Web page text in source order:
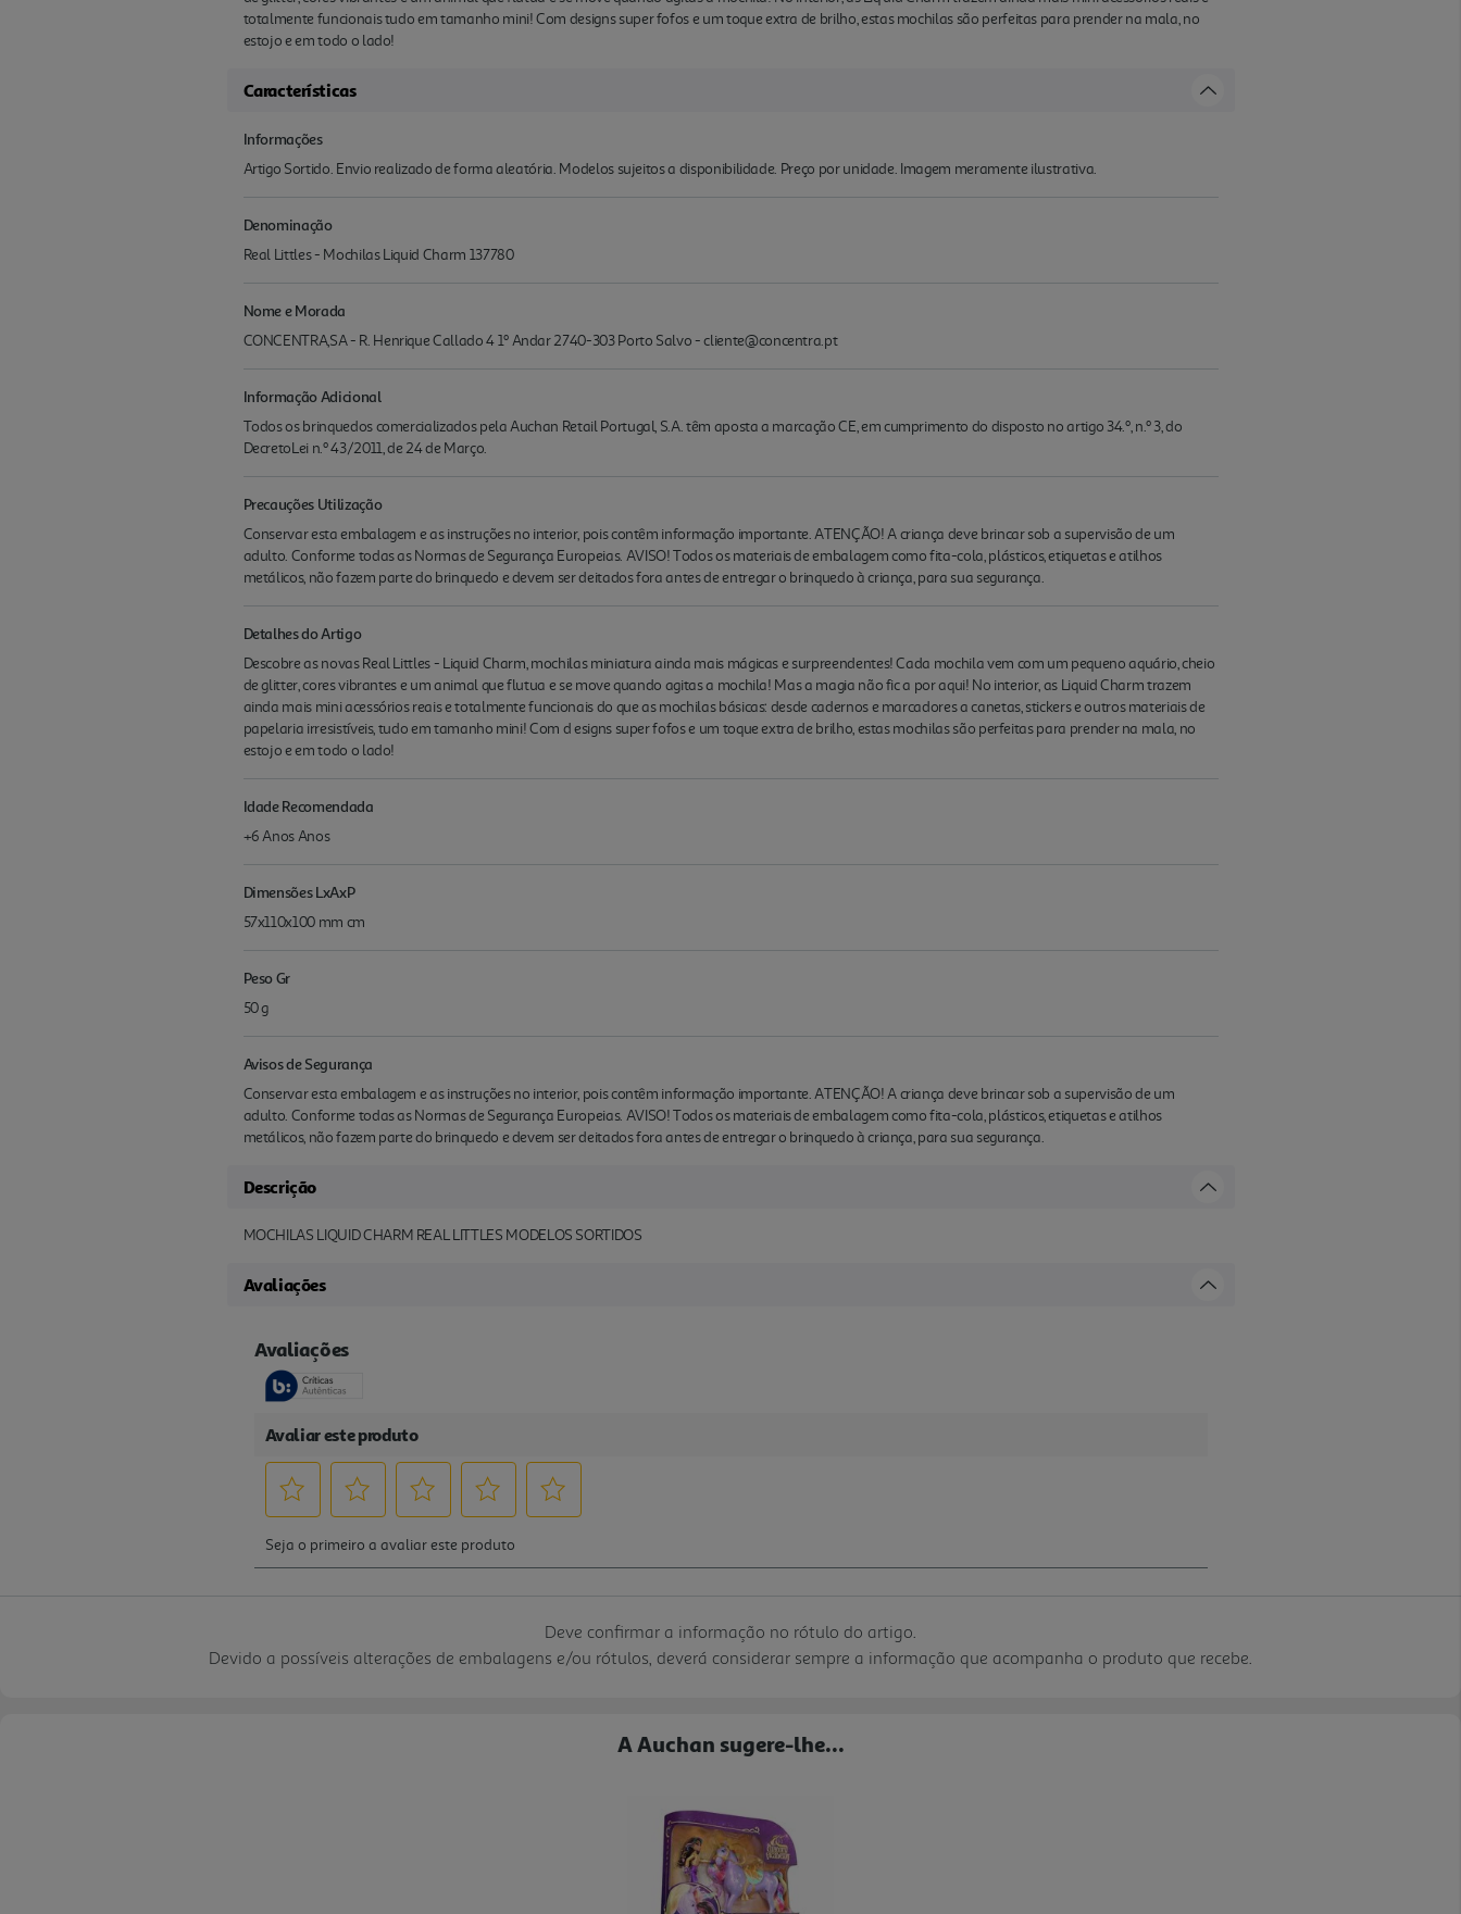
totalmente funcionais tudo em tamanho mini! Com designs super fofos e um toque extra de brilho, estas mochilas são perfeitas para prender na mala, no
estojo e em todo o lado!
Características
Informações
Artigo Sortido. Envio realizado de forma aleatória. Modelos sujeitos a disponibilidade. Preço por unidade. Imagem meramente ilustrativa.
Denominação
Real Littles - Mochilas Liquid Charm 137780
Nome e Morada
CONCENTRA,SA - R. Henrique Callado 4 1º Andar 2740-303 Porto Salvo - cliente@concentra.pt
Informação Adicional
Todos os brinquedos comercializados pela Auchan Retail Portugal, S.A. têm aposta a marcação CE, em cumprimento do disposto no artigo 34.º, n.º 3, do
DecretoLei n.º 43/2011, de 24 de Março.
Precauções Utilização
Conservar esta embalagem e as instruções no interior, pois contêm informação importante. ATENÇÃO! A criança deve brincar sob a supervisão de um
adulto. Conforme todas as Normas de Segurança Europeias. AVISO! Todos os materiais de embalagem como fita-cola, plásticos, etiquetas e atilhos
metálicos, não fazem parte do brinquedo e devem ser deitados fora antes de entregar o brinquedo à criança, para sua segurança.
Detalhes do Artigo
Descobre as novas Real Littles - Liquid Charm, mochilas miniatura ainda mais mágicas e surpreendentes! Cada mochila vem com um pequeno aquário, cheio
de glitter, cores vibrantes e um animal que flutua e se move quando agitas a mochila! Mas a magia não fic a por aqui! No interior, as Liquid Charm trazem
ainda mais mini acessórios reais e totalmente funcionais do que as mochilas básicas: desde cadernos e marcadores a canetas, stickers e outros materiais de
papelaria irresistíveis, tudo em tamanho mini! Com d esigns super fofos e um toque extra de brilho, estas mochilas são perfeitas para prender na mala, no
estojo e em todo o lado!
Idade Recomendada
+6 Anos Anos
Dimensões LxAxP
57x110x100 mm cm
Peso Gr
50 g
Avisos de Segurança
Conservar esta embalagem e as instruções no interior, pois contêm informação importante. ATENÇÃO! A criança deve brincar sob a supervisão de um
adulto. Conforme todas as Normas de Segurança Europeias. AVISO! Todos os materiais de embalagem como fita-cola, plásticos, etiquetas e atilhos
metálicos, não fazem parte do brinquedo e devem ser deitados fora antes de entregar o brinquedo à criança, para sua segurança.
Descrição
MOCHILAS LIQUID CHARM REAL LITTLES MODELOS SORTIDOS
Avaliações
Deve confirmar a informação no rótulo do artigo.
Devido a possíveis alterações de embalagens e/ou rótulos, deverá considerar sempre a informação que acompanha o produto que recebe.
A Auchan sugere-lhe...